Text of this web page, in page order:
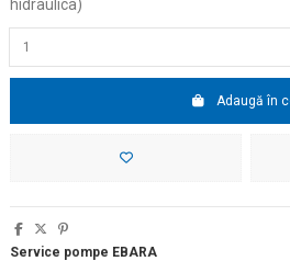
hidraulica)
Adaugă în
Service pompe EBARA